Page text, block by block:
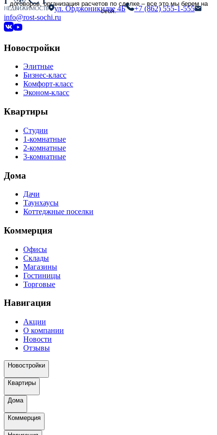
договоров, организация расчетов по сделке – все это мы берем на
себя.
ул. Орджоникидзе 4Б
+7 (862) 555-1-555
info@rost-sochi.ru
Новостройки
Элитные
Бизнес-класс
Комфорт-класс
Эконом-класс
Квартиры
Студии
1-комнатные
2-комнатные
3-комнатные
Дома
Дачи
Таунхаусы
Коттеджные поселки
Коммерция
Офисы
Склады
Магазины
Гостиницы
Торговые
Навигация
Акции
О компании
Новости
Отзывы
Новостройки
Квартиры
Дома
Коммерция